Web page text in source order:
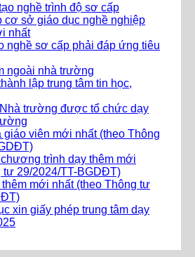
nghề trình độ sơ cấp
cơ sở giáo dục nghề nghiệp
nhất
nghề sơ cấp phải đáp ứng tiêu
ngoài nhà trường
lập trung tâm tin học,
trường được tổ chức dạy
giáo viên mới nhất (theo Thông
trình dạy thêm mới
tư 29/2024/TT-BGDĐT)
mới nhất (theo Thông tư
xin giấy phép trung tâm dạy